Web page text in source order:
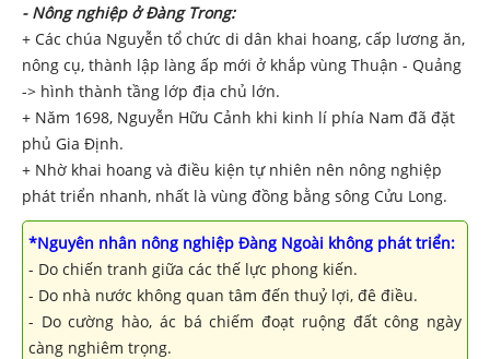
- Nông nghiệp ở Đàng Trong:
+ Các chúa Nguyễn tổ chức di dân khai hoang, cấp lương ăn,
nông cụ, thành lập làng ấp mới ở khắp vùng Thuận - Quảng
-> hình thành tầng lớp địa chủ lớn.
+ Năm 1698, Nguyễn Hữu Cảnh khi kinh lí phía Nam đã đặt
phủ Gia Định.
+ Nhờ khai hoang và điều kiện tự nhiên nên nông nghiệp
phát triển nhanh, nhất là vùng đồng bằng sông Cửu Long.
*Nguyên nhân nông nghiệp Đàng Ngoài không phát triển:
- Do chiến tranh giữa các thế lực phong kiến.
- Do nhà nước không quan tâm đến thuỷ lợi, đê điều.
- Do cường hào, ác bá chiếm đoạt ruộng đất công ngày
càng nghiêm trọng.